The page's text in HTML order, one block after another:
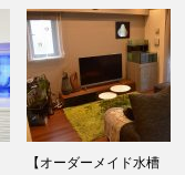
【オーダーメイド水槽